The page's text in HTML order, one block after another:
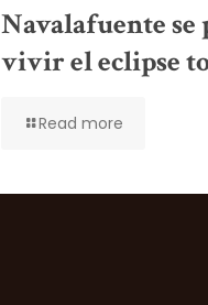
Navalafuente se
vivir el eclipse
Read more